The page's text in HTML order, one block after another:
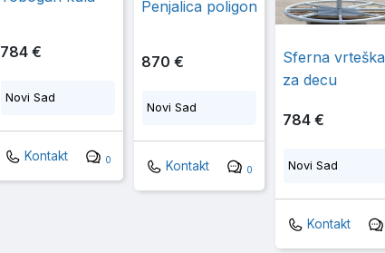
784 €
Novi Sad
Kontakt 0
Penjalica poligon
870 €
Novi Sad
Kontakt 0
Sferna vrteška
za decu
784 €
Novi Sad
Kontakt